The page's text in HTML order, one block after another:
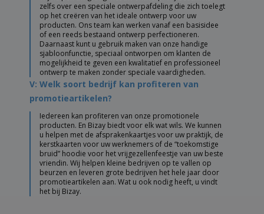
zelfs over een speciale ontwerpafdeling die zich toelegt
op het creëren van het ideale ontwerp voor uw
producten. Ons team kan werken vanaf een basisidee
of een reeds bestaand ontwerp perfectioneren.
Daarnaast kunt u gebruik maken van onze handige
sjabloonfunctie, speciaal ontworpen om klanten de
mogelijkheid te geven een kwalitatief en professioneel
ontwerp te maken zonder speciale vaardigheden.
V: Welk soort bedrijf kan profiteren van
promotieartikelen?
Iedereen kan profiteren van onze promotionele
producten. En Bizay biedt voor elk wat wils. We kunnen
u helpen met de afsprakenkaartjes voor uw praktijk, de
kerstkaarten voor uw werknemers of de “toekomstige
bruid” hoodie voor het vrijgezellenfeestje van uw beste
vriendin. Wij helpen kleine bedrijven op te vallen op
beurzen en leveren grote bedrijven het hele jaar door
promotieartikelen aan. Wat u ook nodig heeft, u vindt
het bij Bizay.